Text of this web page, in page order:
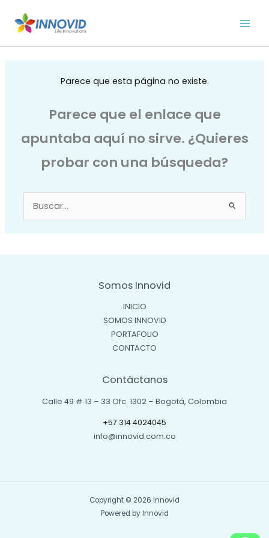
Parece que esta página no existe.
Parece que el enlace que
apuntaba aquí no sirve. ¿Quieres
probar con una búsqueda?
Buscar
por:
Somos Innovid
INICIO
SOMOS INNOVID
PORTAFOLIO
CONTACTO
Contáctanos
Calle 49 # 13 – 33 Ofc. 1302 – Bogotá, Colombia
+57 314 4024045
info@innovid.com.co
Copyright © 2026 Innovid
Powered by Innovid